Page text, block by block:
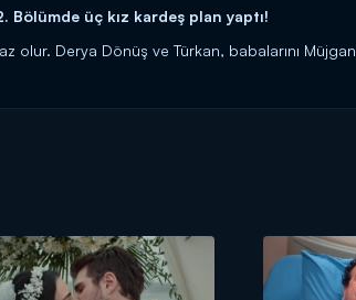
Bölümde üç kız kardeş plan yaptı!
olur. Derya Dönüş ve Türkan, babalarını